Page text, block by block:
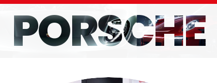
PORSCHE